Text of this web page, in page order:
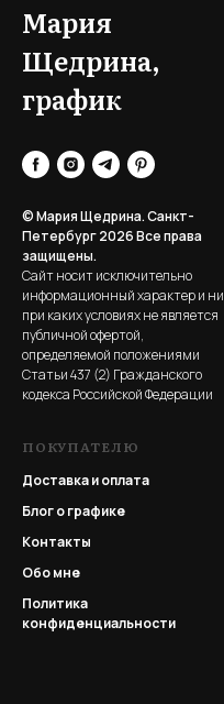
Мария
Щедрина,
график
© Мария Щедрина. Санкт-
Петербург 2026Все права
защищены.
Сайт носит исключительно
информационный характер и ни
при каких условиях не является
публичной офертой,
определяемой положениями
Статьи 437 (2) Гражданского
кодекса Российской Федерации
ПОКУПАТЕЛЮ
Доставка и оплата
Блог о графике
Контакты
Обо мне
Политика
конфиденциальности